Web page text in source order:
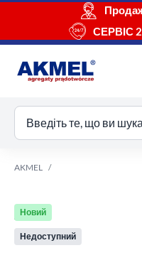
СЕРВІС
кошик
Введіть те, що ви
AKMEL
Новий
Недоступний